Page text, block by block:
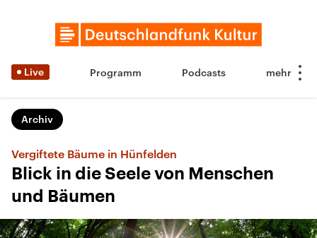
Live Programm Podcasts
Archiv
Vergiftete Bäume in Hünfelden
Blick in die Seele von Menschen
und Bäumen